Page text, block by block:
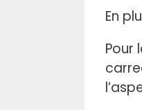
.
En
Pour